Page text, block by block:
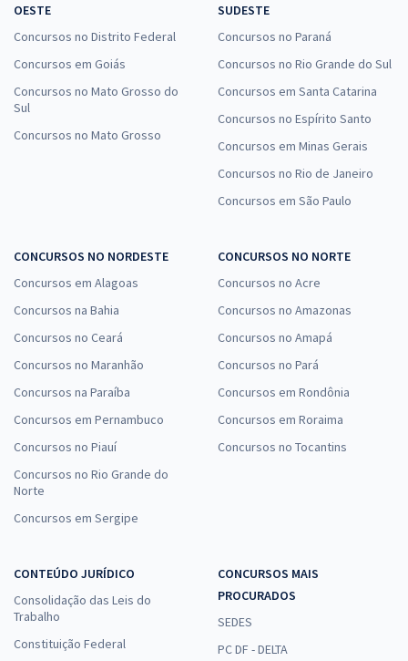
OESTE
Concursos no Distrito Federal
Concursos em Goiás
Concursos no Mato Grosso do
Sul
Concursos no Mato Grosso
SUDESTE
Concursos no Paraná
Concursos no Rio Grande do Sul
Concursos em Santa Catarina
Concursos no Espírito Santo
Concursos em Minas Gerais
Concursos no Rio de Janeiro
Concursos em São Paulo
CONCURSOS NO NORDESTE
Concursos em Alagoas
Concursos na Bahia
Concursos no Ceará
Concursos no Maranhão
Concursos na Paraíba
Concursos em Pernambuco
Concursos no Piauí
Concursos no Rio Grande do
Norte
Concursos em Sergipe
CONCURSOS NO NORTE
Concursos no Acre
Concursos no Amazonas
Concursos no Amapá
Concursos no Pará
Concursos em Rondônia
Concursos em Roraima
Concursos no Tocantins
CONTEÚDO JURÍDICO
Consolidação das Leis do
Trabalho
Constituição Federal
CONCURSOS MAIS
PROCURADOS
SEDES
PC DF - DELTA